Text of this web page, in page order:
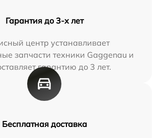
Гарантия до 3-х лет
центр устанавливает
запчасти техники Gaggenau и
гарантию до 3 лет.
Бесплатная доставка